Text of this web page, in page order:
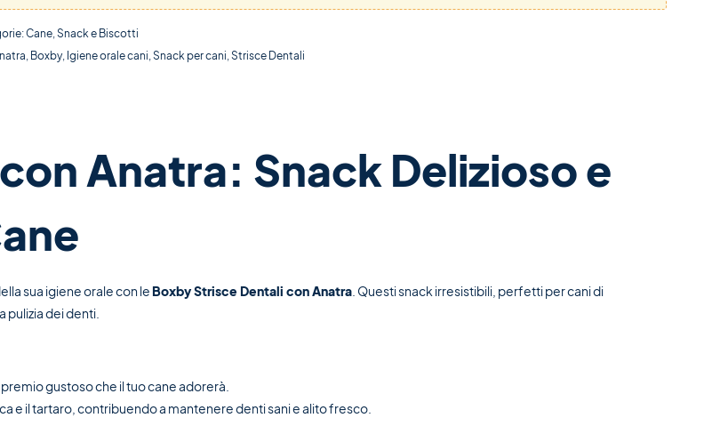
Cane,Snack e Biscotti
, Boxby, Igiene orale cani,Snack per cani,Strisce Dentali
Anatra: Snack Delizioso e
sua igiene orale con le Boxby Strisce Dentali con Anatra . Questi snack irresistibili, perfetti per cani di
pulizia dei denti.
gustoso che il tuo cane adorerà.
e il tartaro, contribuendo a mantenere denti sani e alito fresco.